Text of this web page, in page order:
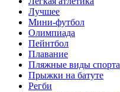
Лучшее
Мини-футбол
Олимпиада
Пейнтбол
Плавание
Пляжные виды спорта
Прыжки на батуте
Регби